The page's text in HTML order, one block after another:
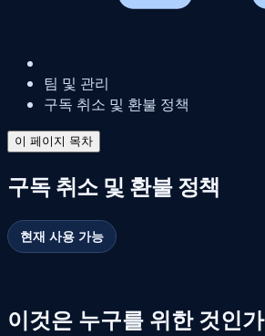
팀 및 관리
구독 취소 및 환불 정책
이 페이지 목차
구독 취소 및 환불 정책
현재 사용 가능
이것은 누구를 위한 것인가